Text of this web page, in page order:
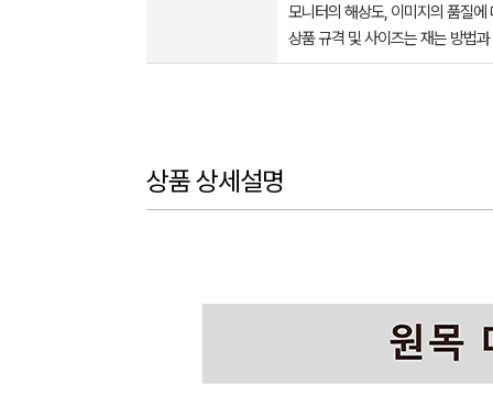
모니터의 해상도, 이미지의 품질
상품 규격 및 사이즈는 재는 방법
상품 상세설명